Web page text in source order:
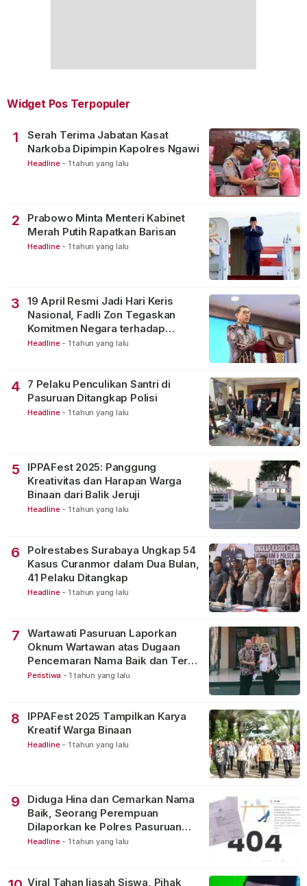
Widget Pos Terpopuler
1
Serah Terima Jabatan Kasat
Narkoba Dipimpin Kapolres Ngawi
Headline - 1 tahun yang lalu
2
Prabowo Minta Menteri Kabinet
Merah Putih Rapatkan Barisan
Headline - 1 tahun yang lalu
3
19 April Resmi Jadi Hari Keris
Nasional, Fadli Zon Tegaskan
Komitmen Negara terhadap
Warisan Budaya
Headline - 1 tahun yang lalu
4
7 Pelaku Penculikan Santri di
Pasuruan Ditangkap Polisi
Headline - 1 tahun yang lalu
5
IPPAFest 2025: Panggung
Kreativitas dan Harapan Warga
Binaan dari Balik Jeruji
Headline - 1 tahun yang lalu
6
Polrestabes Surabaya Ungkap 54
Kasus Curanmor dalam Dua Bulan,
41 Pelaku Ditangkap
Headline - 1 tahun yang lalu
7
Wartawati Pasuruan Laporkan
Oknum Wartawan atas Dugaan
Pencemaran Nama Baik dan Teror
Digital
Peristiwa - 1 tahun yang lalu
8
IPPAFest 2025 Tampilkan Karya
Kreatif Warga Binaan
Headline - 1 tahun yang lalu
9
Diduga Hina dan Cemarkan Nama
Baik, Seorang Perempuan
Dilaporkan ke Polres Pasuruan
Kota
Headline - 1 tahun yang lalu
Viral Tahan Ijasah Siswa, Pihak